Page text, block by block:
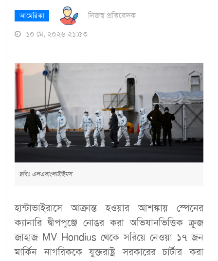
আমেরিকা
নিজস্ব প্রতিবেদক
১০ মে, ২০২৬ ২১:৫৩
ছবিঃ এলএবাংলাটাইমস
হান্টাভাইরাসে আক্রান্ত হওয়ার আশঙ্কায় স্পেনের
ক্যানারি দ্বীপপুঞ্জে নোঙর করা অভিযানভিত্তিক ক্রুজ
জাহাজ MV Hondius থেকে সরিয়ে নেওয়া ১৭ জন
মার্কিন নাগরিককে যুক্তরাষ্ট্র সরকারের চার্টার করা